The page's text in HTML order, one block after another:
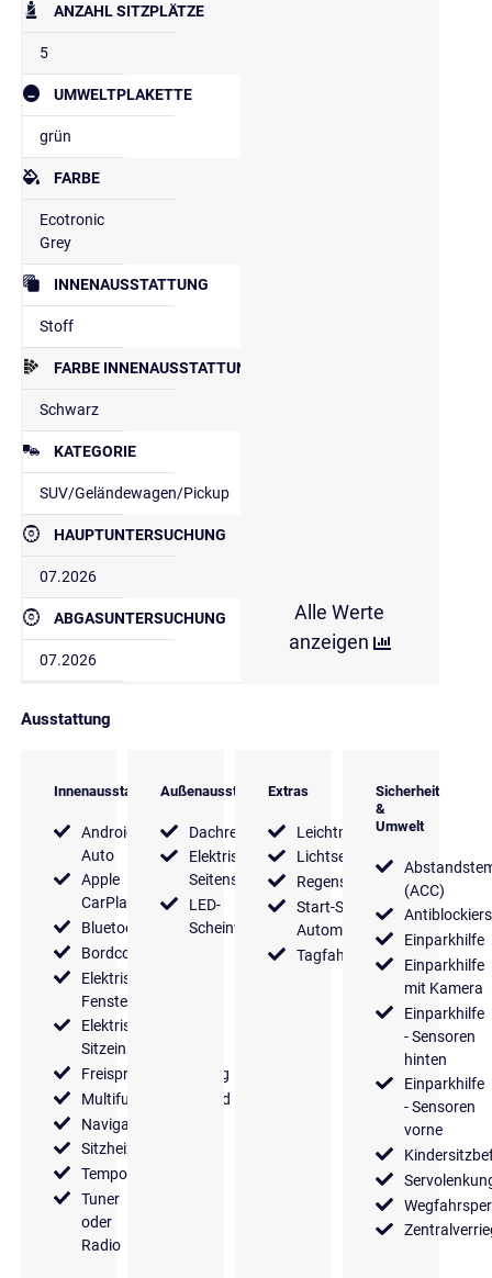
ANZAHL SITZPLÄTZE
5
UMWELTPLAKETTE
grün
FARBE
Ecotronic
Grey
INNENAUSSTATTUNG
Stoff
FARBE INNENAUSSTATTUNG
Schwarz
KATEGORIE
SUV/Geländewagen/Pickup
HAUPTUNTERSUCHUNG
07.2026
ABGASUNTERSUCHUNG
07.2026
Alle Werte
anzeigen
Ausstattung
Innenausstattung
Android
Auto
Apple
CarPlay
Bluetooth
Bordcomputer
Elektrische
Fensterheber
Elektrische
Sitzeinstellung
Freisprecheinrichtung
Multifunktionslenkrad
Navigationssystem
Sitzheizung
Tempomat
Tuner
oder
Radio
Außenausstattung
Dachreling
Elektrische
Seitenspiegel
LED-
Scheinwerfer
Extras
Leichtmetallfelgen
Lichtsensor
Regensensor
Start-Stop
Automatik
Tagfahrlicht
Sicherheit
&
Umwelt
(ACC)
Einparkhilfe
Einparkhilfe
mit Kamera
Einparkhilfe
- Sensoren
hinten
Einparkhilfe
- Sensoren
vorne